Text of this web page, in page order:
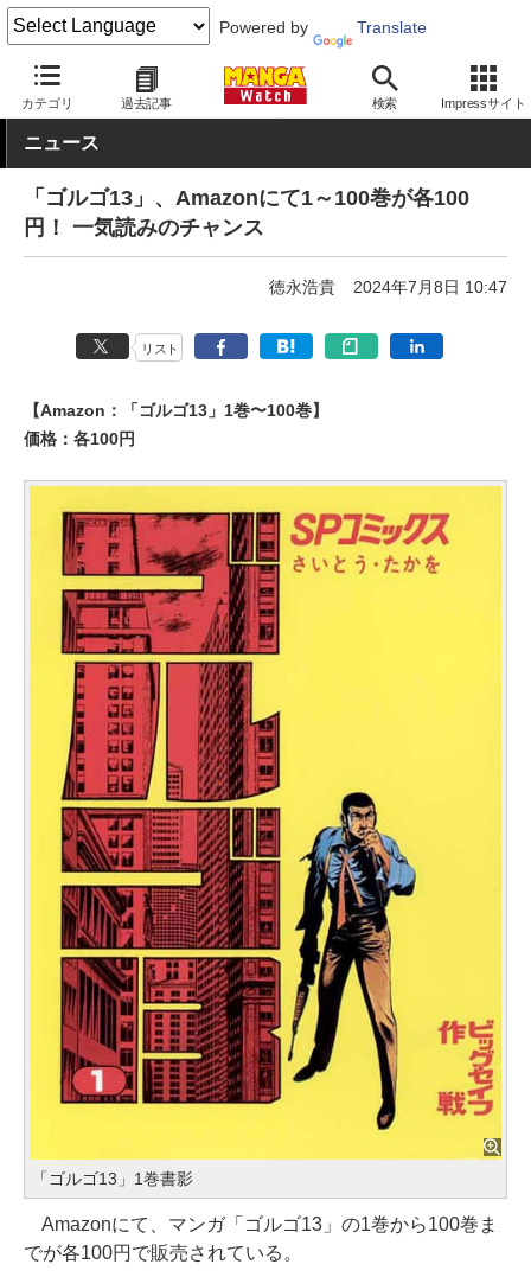
Powered by Translate
カテゴリ 過去記事 検索 Impressサイト
MANGA Watch 少年 ゴルゴ13
ニュース
「ゴルゴ13」、Amazonにて1～100巻が各100
円！ 一気読みのチャンス
徳永浩貴 2024年7月8日 10:47
リスト
【Amazon：「ゴルゴ13」1巻〜100巻】
価格：各100円
「ゴルゴ13」1巻書影
Amazonにて、マンガ「ゴルゴ13」の1巻から100巻ま
でが各100円で販売されている。